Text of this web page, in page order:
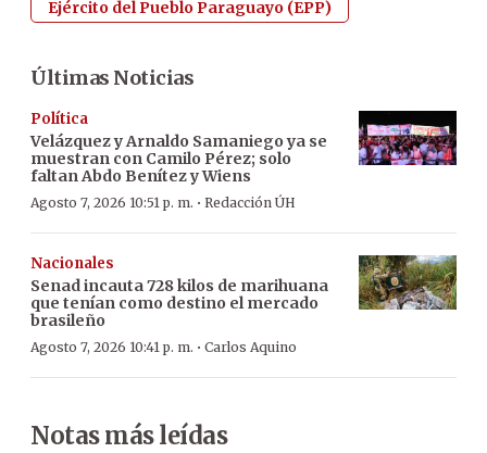
Ejército del Pueblo Paraguayo (EPP)
Últimas Noticias
Política
Velázquez y Arnaldo Samaniego ya se
muestran con Camilo Pérez; solo
faltan Abdo Benítez y Wiens
Agosto 7, 2026 10:51 p. m. · Redacción ÚH
Nacionales
Senad incauta 728 kilos de marihuana
que tenían como destino el mercado
brasileño
Agosto 7, 2026 10:41 p. m. · Carlos Aquino
Notas más leídas